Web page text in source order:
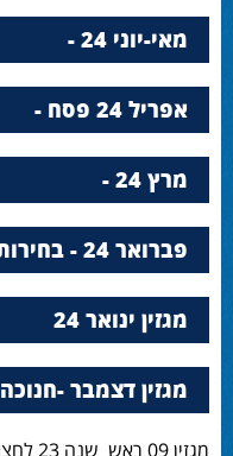
מאי-יוני 24 -
אפריל 24 פסח -
מרץ 24 -
פברואר 24 - בחירות
מגזין ינואר 24
מגזין דצמבר -חנוכה 23
מגזין 09 ראש שנה 23 לחצו כאן